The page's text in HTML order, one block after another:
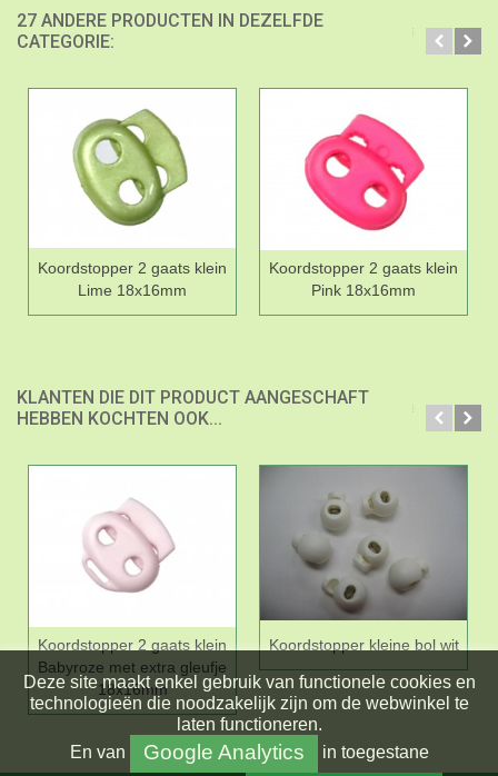
27 ANDERE PRODUCTEN IN DEZELFDE
CATEGORIE:
Koordstopper 2 gaats klein
Lime 18x16mm
Koordstopper 2 gaats klein
Pink 18x16mm
KLANTEN DIE DIT PRODUCT AANGESCHAFT
HEBBEN KOCHTEN OOK...
Koordstopper 2 gaats klein
Babyroze met extra gleufje
18x16mm
Koordstopper kleine bol wit
Deze site maakt enkel gebruik van functionele cookies en
technologieën die noodzakelijk zijn om de webwinkel te
laten functioneren.
En van Google Analytics in toegestane